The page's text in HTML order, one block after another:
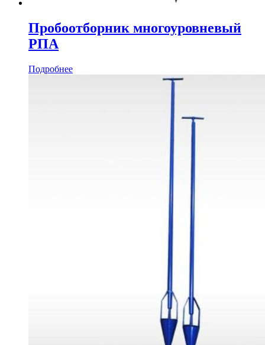
Пробоотборник многоуровневый
РПА
Подробнее